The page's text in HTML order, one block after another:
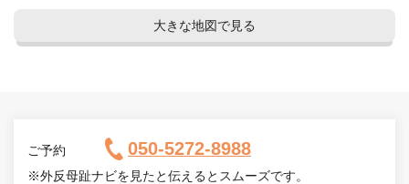
大きな地図で見る
ご予約 050-5272-8988
※外反母趾ナビを見たと伝えるとスムーズです。